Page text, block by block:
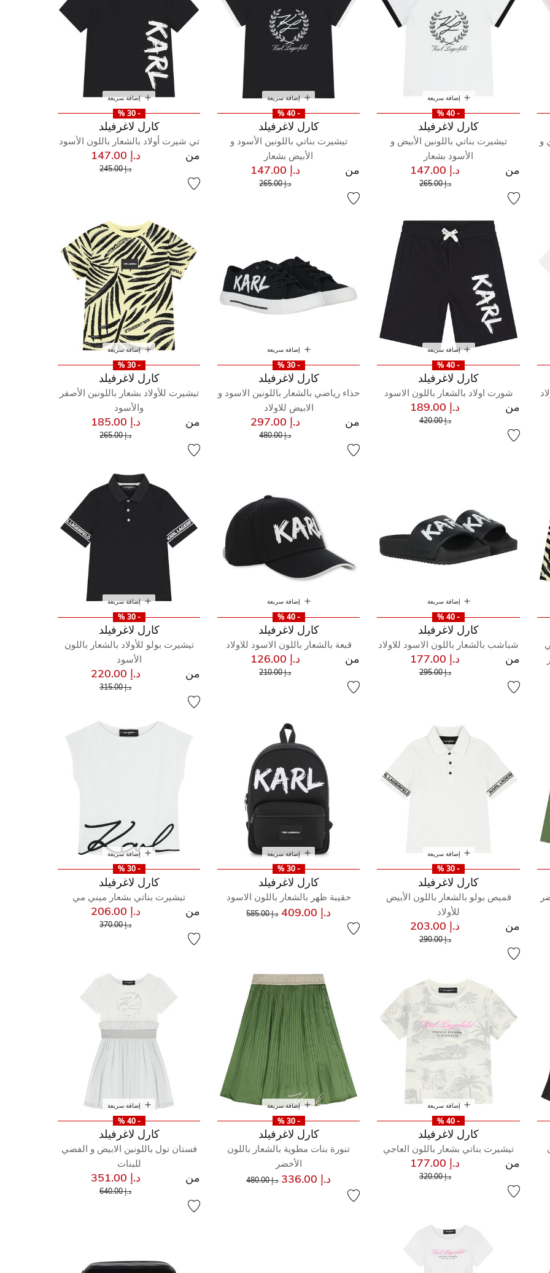
و
إضافة سريعة
- 40 %
كارل لاغرفيلد
تيشيرت بناتي باللونين الأبيض و
الأسود بشعار
من د.إ 147.00
سعر مخفض من
د.إ 265.00 إلى
إضافة سريعة
- 40 %
كارل لاغرفيلد
تيشيرت بناتي باللونين الأسود و
الأبيض بشعار
من د.إ 147.00
سعر مخفض من
د.إ 265.00 إلى
إضافة سريعة
- 30 %
كارل لاغرفيلد
تي شيرت أولاد بالشعار باللون الأسود
من د.إ 147.00
سعر مخفض من
د.إ 245.00 إلى
إضافة سريعة
- 40 %
كارل لاغرفيلد
شورت اولاد بالشعار باللون الاسود
من د.إ 189.00
سعر مخفض من
د.إ 420.00 إلى
إضافة سريعة
- 30 %
كارل لاغرفيلد
حذاء رياضي بالشعار باللونين الاسود و
الابيض للاولاد
من د.إ 297.00
سعر مخفض من
د.إ 480.00 إلى
إضافة سريعة
- 30 %
كارل لاغرفيلد
تيشيرت للأولاد بشعار باللونين الأصفر
والأسود
من د.إ 185.00
سعر مخفض من
د.إ 265.00 إلى
إضافة سريعة
- 40 %
كارل لاغرفيلد
شباشب بالشعار باللون الاسود للاولاد
من د.إ 177.00
سعر مخفض من
د.إ 295.00 إلى
إضافة سريعة
- 40 %
كارل لاغرفيلد
قبعة بالشعار باللون الاسود للاولاد
من د.إ 126.00
سعر مخفض من
د.إ 210.00 إلى
إضافة سريعة
- 30 %
كارل لاغرفيلد
تيشيرت بولو للأولاد بالشعار باللون
الأسود
من د.إ 220.00
سعر مخفض من
د.إ 315.00 إلى
إضافة سريعة
- 30 %
كارل لاغرفيلد
قميص بولو بالشعار باللون الأبيض
للأولاد
من د.إ 203.00
سعر مخفض من
د.إ 290.00 إلى
إضافة سريعة
- 30 %
كارل لاغرفيلد
حقيبة ظهر بالشعار باللون الاسود
د.إ 409.00 سعر مخفض مند.إ 585.00 إلى
إضافة سريعة
- 30 %
كارل لاغرفيلد
تيشيرت بناتي بشعار ميني مي
من د.إ 206.00
سعر مخفض من
د.إ 370.00 إلى
إضافة سريعة
- 40 %
كارل لاغرفيلد
تيشيرت بناتي بشعار باللون العاجي
من د.إ 177.00
سعر مخفض من
د.إ 320.00 إلى
إضافة سريعة
- 30 %
كارل لاغرفيلد
تنورة بنات مطوية بالشعار باللون
الأخضر
د.إ 336.00 سعر مخفض مند.إ 480.00
إضافة سريعة
- 40 %
كارل لاغرفيلد
فستان تول باللونين الابيض و الفضي
للبنات
من د.إ 351.00
سعر مخفض من
د.إ 640.00 إلى